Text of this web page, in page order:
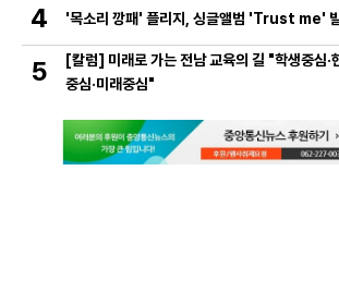
4 '목소리 깡패' 플리지, 싱글앨범 'Trust me'
5
[칼럼] 미래로 가는 전남 교육의 길 "학생중심·
중심·미래중심"